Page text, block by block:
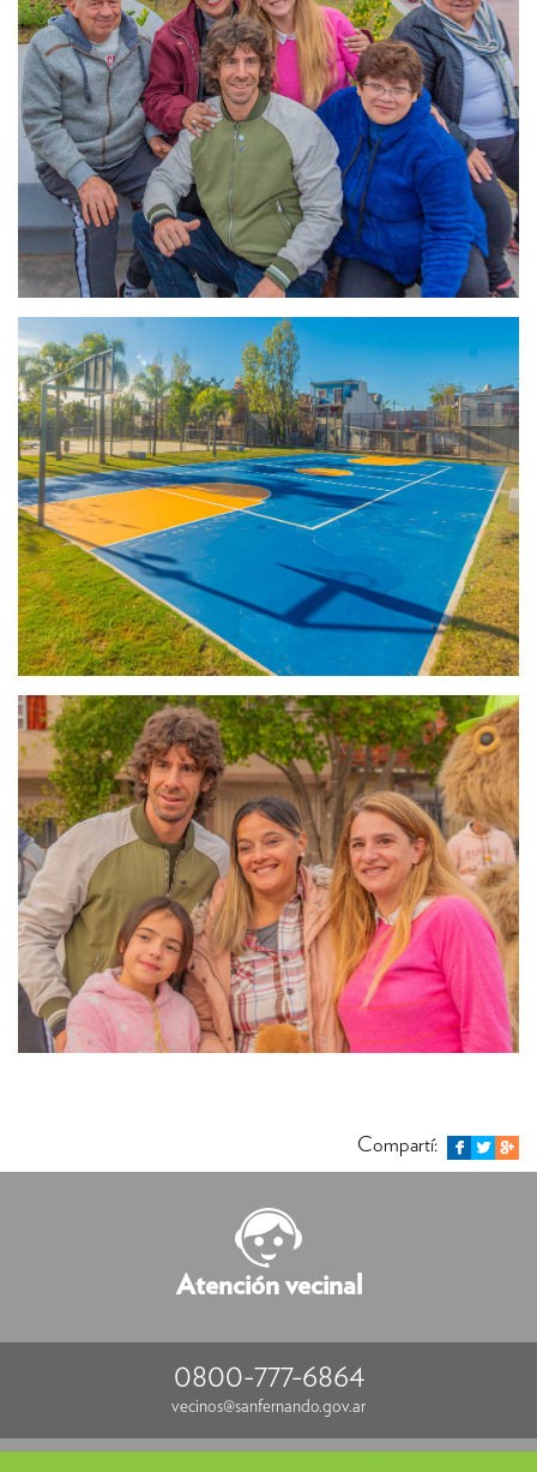
Compartí:
Atención vecinal
0800-777-6864
vecinos@sanfernando.gov.ar